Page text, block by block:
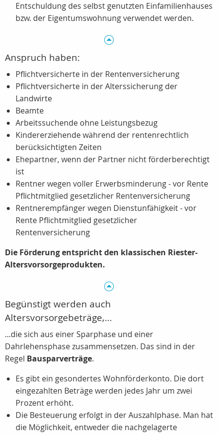
Entschuldung des selbst genutzten Einfamilienhauses
bzw. der Eigentumswohnung verwendet werden.
Anspruch haben:
Pflichtversicherte in der Rentenversicherung
Pflichtversicherte in der Alterssicherung der
Landwirte
Beamte
Arbeitssuchende ohne Leistungsbezug
Kindererziehende während der rentenrechtlich
berücksichtigten Zeiten
Ehepartner, wenn der Partner nicht förderberechtigt
ist
Rentner wegen voller Erwerbsminderung - vor Rente
Pflichtmitglied gesetzlicher Rentenversicherung
Rentnerempfänger wegen Dienstunfähigkeit - vor
Rente Pflichtmitglied gesetzlicher
Rentenversicherung
Die Förderung entspricht den klassischen Riester-
Altersvorsorgeprodukten.
Begünstigt werden auch
Altersvorsorgebeträge,...
...die sich aus einer Sparphase und einer
Dahrlehensphase zusammensetzen. Das sind in der
Regel Bausparverträge.
Es gibt ein gesondertes Wohnförderkonto. Die dort
eingezahlten Beträge werden jedes Jahr um zwei
Prozent erhöht.
Die Besteuerung erfolgt in der Auszahlphase. Man hat
die Möglichkeit, entweder die nachgelagerte